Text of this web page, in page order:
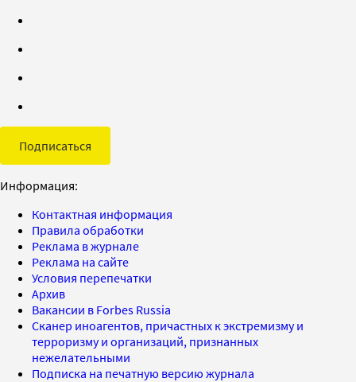
Подписаться
Информация:
Контактная информация
Правила обработки
Реклама в журнале
Реклама на сайте
Условия перепечатки
Архив
Вакансии в Forbes Russia
Сканер иноагентов, причастных к экстремизму и
терроризму и организаций, признанных
нежелательными
Подписка на печатную версию журнала